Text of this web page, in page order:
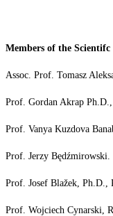
Members of the Scientifc
Assoc. Prof. Tomasz
Prof. Gordan Akrap Ph.D.,
Prof. Vanya Kuzdova
Prof. Jerzy Będźmirowski.
Prof. Josef Blažek, Ph.D.,
Prof. Wojciech Cynarski,